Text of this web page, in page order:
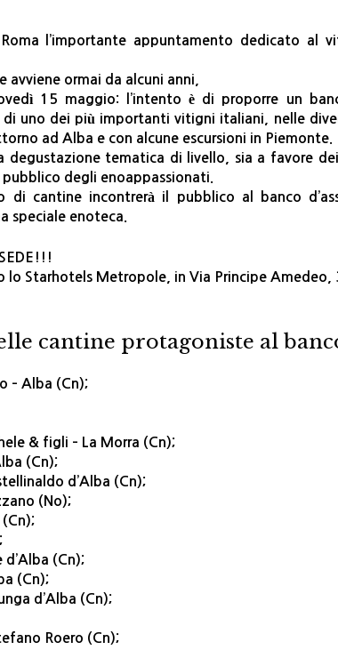
l’importante appuntamento dedicato al
avviene ormai da alcuni anni,
15 maggio: l’intento è di proporre un
di uno dei più importanti vitigni italiani, nelle
ad Alba e con alcune escursioni in Piemonte.
degustazione tematica di livello, sia a favore
degli enoappassionati.
di cantine incontrerà il pubblico al banco
speciale enoteca.
lo Starhotels Metropole, in Via Principe Amedeo,
cantine protagoniste al
– Alba (Cn);
& figli – La Morra (Cn);
(Cn);
d’Alba (Cn);
(No);
d’Alba (Cn);
(Cn);
d’Alba (Cn);
Roero (Cn);